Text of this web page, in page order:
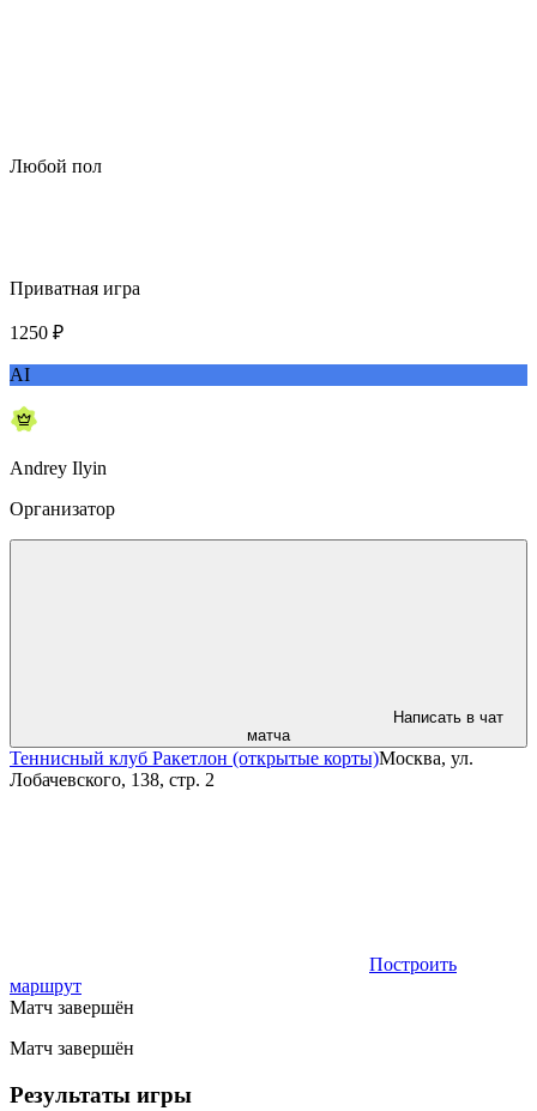
Любой пол
Приватная игра
1250 ₽
AI
Andrey Ilyin
Организатор
Написать в чат
матча
Теннисный клуб Ракетлон (открытые корты)Москва, ул.
Лобачевского, 138, стр. 2
Построить
маршрут
Матч завершён
Матч завершён
Результаты игры